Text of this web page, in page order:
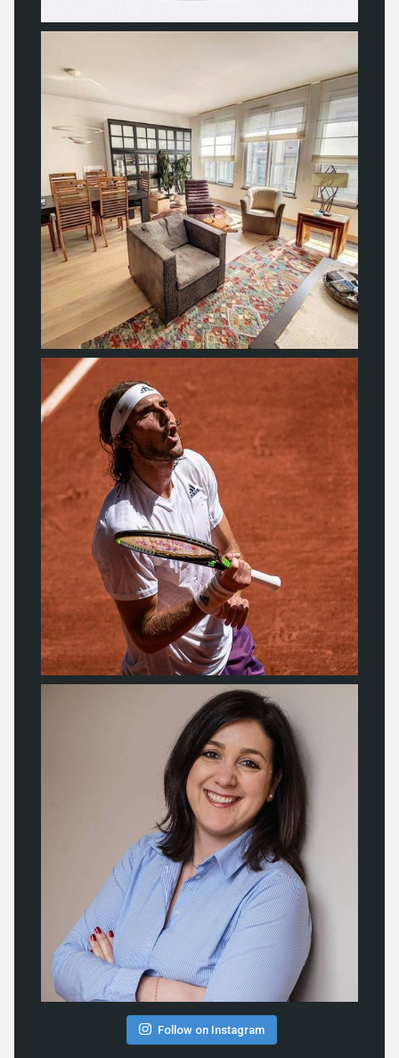
Follow on Instagram